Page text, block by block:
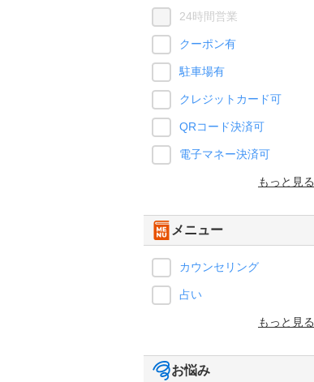
24時間営業
クーポン有
駐車場有
クレジットカード可
QRコード決済可
電子マネー決済可
もっと見る
メニュー
カウンセリング
占い
もっと見る
お悩み